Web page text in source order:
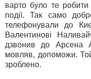
варто було те робити
події. Так само
телефонували до
Валентинові
дзвонив до Арсена
мовляв, допоможи.
зроблено.